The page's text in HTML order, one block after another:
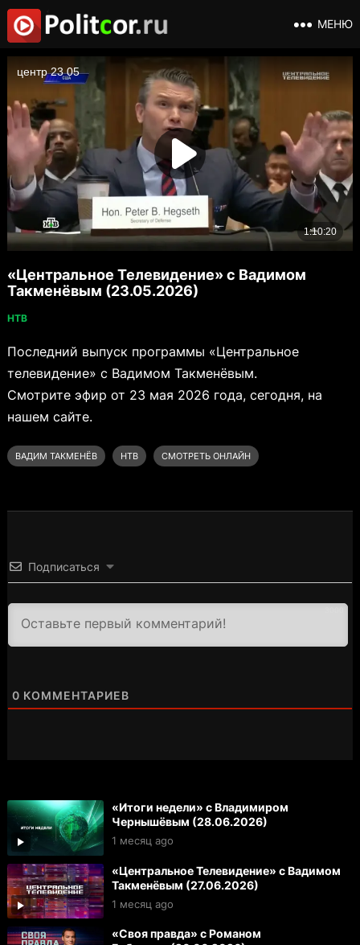
МЕНЮ
«Центральное Телевидение» с Вадимом
Такменёвым (23.05.2026)
НТВ
Последний выпуск программы «Центральное
телевидение» с Вадимом Такменёвым.
Смотрите эфир от 23 мая 2026 года, сегодня, на
нашем сайте.
ВАДИМ ТАКМЕНЁВ НТВ СМОТРЕТЬ ОНЛАЙН
Подписаться
0 КОММЕНТАРИЕВ
«Итоги недели» с Владимиром
Чернышёвым (28.06.2026)
1 месяц ago
«Центральное Телевидение» с Вадимом
Такменёвым (27.06.2026)
1 месяц ago
«Своя правда» с Романом